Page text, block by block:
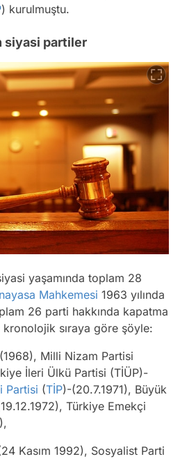
) kurulmuştu.
siyasi partiler
yaşamında toplam 28
Mahkemesi 1963 yılında
26 parti hakkında kapatma
sıraya göre şöyle:
Milli Nizam Partisi
İleri Ülkü Partisi (TİÜP)-
Partisi (TİP)-(20.7.1971), Büyük
Türkiye Emekçi
Kasım 1992), Sosyalist Parti